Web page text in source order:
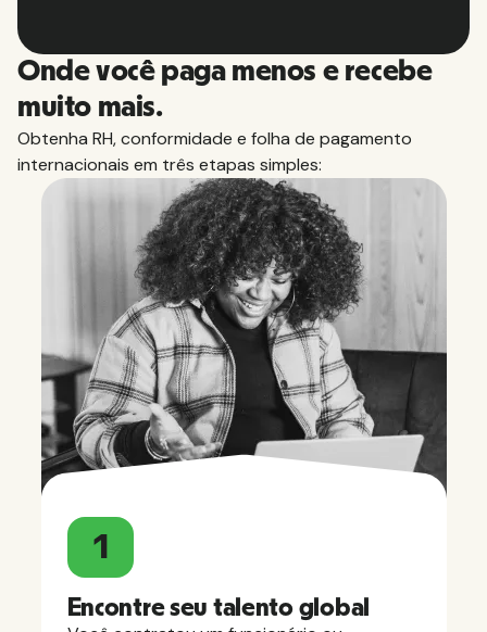
Onde você paga menos e recebe
muito mais.
Obtenha RH, conformidade e folha de pagamento
internacionais em três etapas simples:
1
Encontre seu talento global